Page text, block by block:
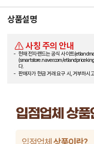
상품설명
사칭 주의 안내
현재 전자랜드는 공식 사이트
(smartstore.naver.com/
다.
판매자가 현금 거래 요구 시, 거부하시